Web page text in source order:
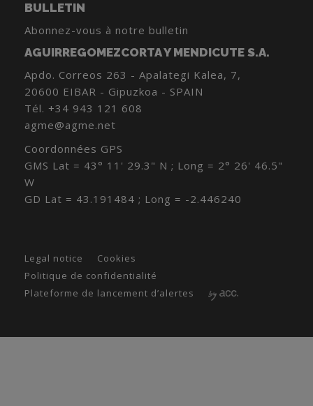
BULLETIN
Abonnez-vous à notre bulletin
AGUIRREGOMEZCORTA Y MENDICUTE S.A.
Apdo. Correos 263 - Apalategi Kalea, 7,
20600 EIBAR - Gipuzkoa - SPAIN
Tél. +34 943 121 608
agme@agme.net
Coordonnées GPS
GMS Lat = 43° 11' 29.3" N ; Long = 2° 26' 46.5"
W
GD Lat = 43.191484 ; Long = -2.446240
Legal notice
Cookies
Politique de confidentialité
Plateforme de lancement d’alertes